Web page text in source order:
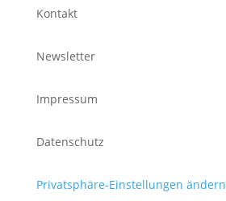
Kontakt
Newsletter
Impressum
Datenschutz
Privatsphäre-Einstellungen ändern